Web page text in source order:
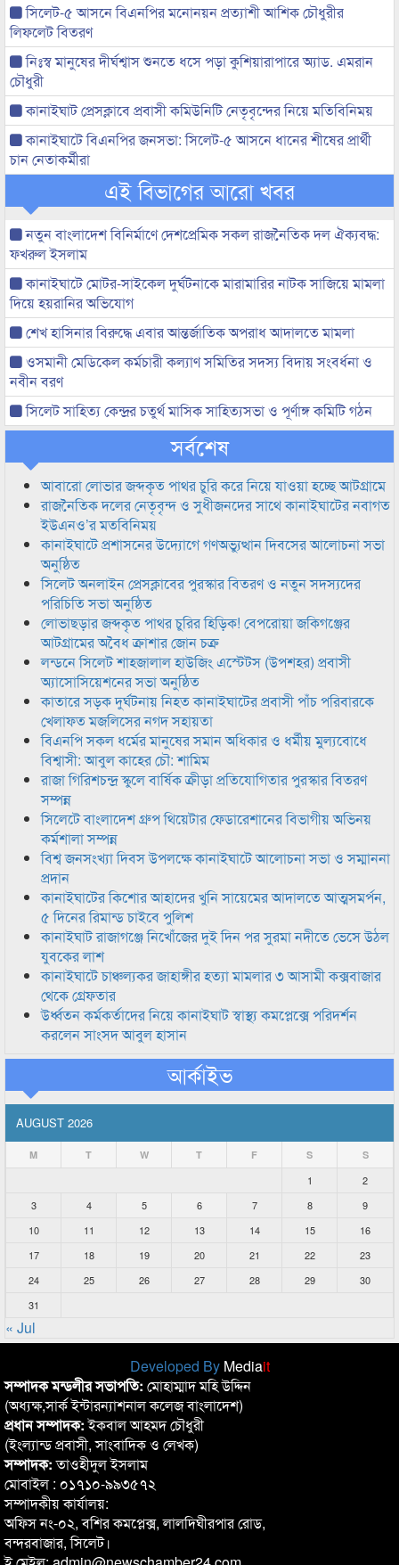
সিলেট-৫ আসনে বিএনপির মনোনয়ন প্রত্যাশী আশিক চৌধুরীর
লিফলেট বিতরণ
নিঃস্ব মানুষের দীর্ঘশ্বাস শুনতে ধসে পড়া কুশিয়ারাপারে অ্যাড. এমরান
চৌধুরী
কানাইঘাট প্রেসক্লাবে প্রবাসী কমিউনিটি নেতৃবৃন্দের নিয়ে মতিবিনিময়
কানাইঘাটে বিএনপির জনসভা: সিলেট-৫ আসনে ধানের শীষের প্রার্থী
চান নেতাকর্মীরা
এই বিভাগের আরো খবর
নতুন বাংলাদেশ বিনির্মাণে দেশপ্রেমিক সকল রাজনৈতিক দল ঐক্যবদ্ধ:
ফখরুল ইসলাম
কানাইঘাটে মোটর-সাইকেল দুর্ঘটনাকে মারামারির নাটক সাজিয়ে মামলা
দিয়ে হয়রানির অভিযোগ
শেখ হাসিনার বিরুদ্ধে এবার আন্তর্জাতিক অপরাধ আদালতে মামলা
ওসমানী মেডিকেল কর্মচারী কল্যাণ সমিতির সদস্য বিদায় সংবর্ধনা ও
নবীন বরণ
সিলেট সাহিত্য কেন্দ্রর চতুর্থ মাসিক সাহিত্যসভা ও পূর্ণাঙ্গ কমিটি গঠন
সর্বশেষ
আবারো লোভার জব্দকৃত পাথর চুরি করে নিয়ে যাওয়া হচ্ছে আটগ্রামে
রাজনৈতিক দলের নেতৃবৃন্দ ও সুধীজনদের সাথে কানাইঘাটের নবাগত
ইউএনও’র মতবিনিময়
কানাইঘাটে প্রশাসনের উদ্যোগে গণঅভ্যুত্থান দিবসের আলোচনা সভা
অনুষ্ঠিত
সিলেট অনলাইন প্রেসক্লাবের পুরস্কার বিতরণ ও নতুন সদস্যদের
পরিচিতি সভা অনুষ্ঠিত
লোভাছড়ার জব্দকৃত পাথর চুরির হিড়িক! বেপরোয়া জকিগঞ্জের
আটগ্রামের অবৈধ ক্রাশার জোন চক্র
লন্ডনে সিলেট শাহজালাল হাউজিং এস্টেটস (উপশহর) প্রবাসী
অ্যাসোসিয়েশনের সভা অনুষ্ঠিত
কাতারে সড়ক দুর্ঘটনায় নিহত কানাইঘাটের প্রবাসী পাঁচ পরিবারকে
খেলাফত মজলিসের নগদ সহায়তা
বিএনপি সকল ধর্মের মানুষের সমান অধিকার ও ধর্মীয় মুল্যবোধে
বিশ্বাসী: আবুল কাহের চৌ: শামিম
রাজা গিরিশচন্দ্র স্কুলে বার্ষিক ক্রীড়া প্রতিযোগিতার পুরস্কার বিতরণ
সম্পন্ন
সিলেটে বাংলাদেশ গ্রুপ থিয়েটার ফেডারেশানের বিভাগীয় অভিনয়
কর্মশালা সম্পন্ন
বিশ্ব জনসংখ্যা দিবস উপলক্ষে কানাইঘাটে আলোচনা সভা ও সম্মাননা
প্রদান
কানাইঘাটের কিশোর আহাদের খুনি সায়েমের আদালতে আত্মসমর্পন,
৫ দিনের রিমান্ড চাইবে পুলিশ
কানাইঘাট রাজাগঞ্জে নিখোঁজের দুই দিন পর সুরমা নদীতে ভেসে উঠল
যুবকের লাশ
কানাইঘাটে চাঞ্চল্যকর জাহাঙ্গীর হত্যা মামলার ৩ আসামী কক্সবাজার
থেকে গ্রেফতার
উর্ধ্বতন কর্মকর্তাদের নিয়ে কানাইঘাট স্বাস্থ্য কমপ্লেক্সে পরিদর্শন
করলেন সাংসদ আবুল হাসান
আর্কাইভ
AUGUST 2026
M T W T F S S
1
2
3
4 5 6 7 8
9
10
11 12 13 14 15
16
17
18 19 20 21 22
23
24
25 26 27 28 29
30
31
« Jul
Developed By Mediait
সম্পাদক মন্ডলীর সভাপতি: মোহাম্মাদ মহি উদ্দিন
(অধ্যক্ষ,সার্ক ইন্টারন্যাশনাল কলেজ বাংলাদেশ)
প্রধান সম্পাদক:ইকবাল আহমদ চৌধুরী
(ইংল্যান্ড প্রবাসী, সাংবাদিক ও লেখক)
সম্পাদক:তাওহীদুল ইসলাম
মোবাইল : ০১৭১০-৯৯৩৫৭২
সম্পাদকীয় কার্যালয়:
অফিস নং-০২, বশির কমপ্লেক্স, লালদিঘীরপার রোড,
বন্দরবাজার, সিলেট।